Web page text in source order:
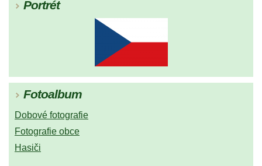
Portrét
Fotoalbum
Dobové fotografie
Fotografie obce
Hasiči